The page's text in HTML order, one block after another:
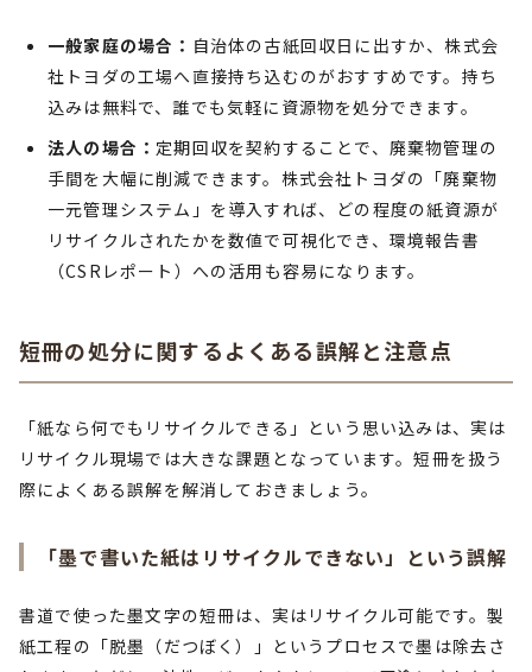
一般家庭の場合： 自治体の古紙回収日に出すか、株式会
社トヨダの工場へ直接持ち込むのがおすすめです。持ち
込みは無料で、誰でも気軽に資源物を処分できます。
法人の場合： 定期回収を契約することで、廃棄物管理の
手間を大幅に削減できます。株式会社トヨダの「廃棄物
一元管理システム」を導入すれば、どの程度の紙資源が
リサイクルされたかを数値で可視化でき、環境報告書
（CSRレポート）への活用も容易になります。
短冊の処分に関するよくある誤解と注意点
「紙なら何でもリサイクルできる」という思い込みは、実は
リサイクル現場では大きな課題となっています。短冊を扱う
際によくある誤解を解消しておきましょう。
「墨で書いた紙はリサイクルできない」という誤解
書道で使った墨文字の短冊は、実はリサイクル可能です。製
紙工程の「脱墨（だつぼく）」というプロセスで墨は除去さ